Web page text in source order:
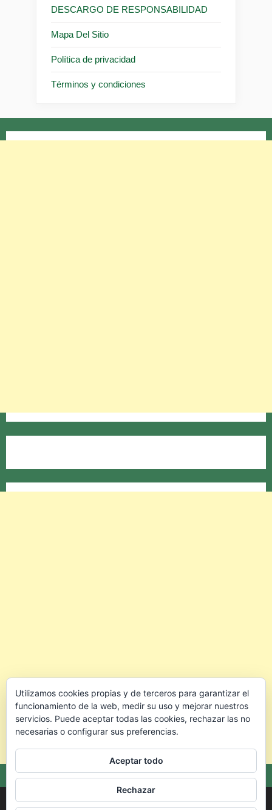
DESCARGO DE RESPONSABILIDAD
Mapa Del Sitio
Política de privacidad
Términos y condiciones
Copyright © 2026 🐰 Conejo.info — Todo para cuidar mejor a tu
Utilizamos cookies propias y de terceros para garantizar el
funcionamiento de la web, medir su uso y mejorar nuestros
servicios. Puede aceptar todas las cookies, rechazar las no
necesarias o configurar sus preferencias.
Aceptar todo
Rechazar